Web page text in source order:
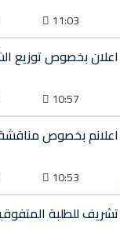
11:03
اعلان بخصوص توزيع
10:57
اعلانم بخصوص
10:53
تشريف للطلبة